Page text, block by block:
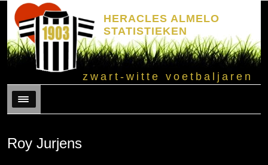
HERACLES ALMELO
STATISTIEKEN
zwart-witte voetbaljaren
Menu
Roy Jurjens